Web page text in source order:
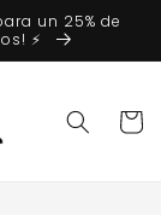
un 25% de
⚡️
Carrito